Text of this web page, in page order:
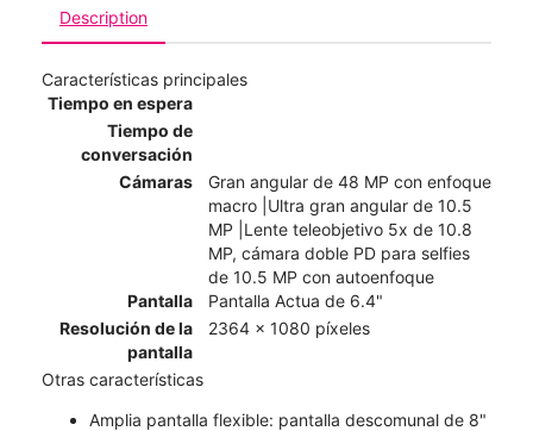
Description
Características principales
Tiempo en espera
Tiempo de
conversación
Cámaras
Gran angular de 48 MP con enfoque
macro |Ultra gran angular de 10.5
MP |Lente teleobjetivo 5x de 10.8
MP, cámara doble PD para selfies
de 10.5 MP con autoenfoque
Pantalla
Pantalla Actua de 6.4"
Resolución de la
pantalla
2364 x 1080 píxeles
Otras características
Amplia pantalla flexible: pantalla descomunal de 8"